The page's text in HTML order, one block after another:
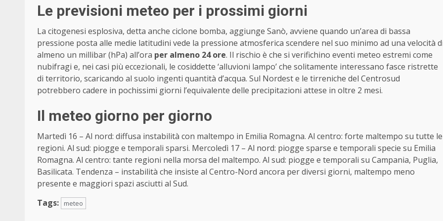
Le previsioni meteo per i prossimi giorni
La citogenesi esplosiva, detta anche ciclone bomba, aggiunge Sanò, avviene quando un’area di bassa
pressione posta alle medie latitudini vede la pressione atmosferica scendere nel suo minimo ad una velocità
almeno un millibar (hPa) all’ora per almeno 24 ore. Il rischio è che si verifichino eventi meteo estremi come
nubifragi e, nei casi più eccezionali, le cosiddette ‘alluvioni lampo’ che solitamente interessano fasce ristrette
di territorio, scaricando al suolo ingenti quantità d’acqua. Sul Nordest e le tirreniche del Centrosud
potrebbero cadere in pochissimi giorni l’equivalente delle precipitazioni attese in oltre 2 mesi.
Il meteo giorno per giorno
Martedì 16 – Al nord: diffusa instabilità con maltempo in Emilia Romagna. Al centro: forte maltempo su tutte le
regioni. Al sud: piogge e temporali sparsi. Mercoledì 17 – Al nord: piogge sparse e temporali specie su Emilia
Romagna. Al centro: tante regioni nella morsa del maltempo. Al sud: piogge e temporali su Campania, Puglia,
Basilicata. Tendenza – instabilità che insiste al Centro-Nord ancora per diversi giorni, maltempo meno
presente e maggiori spazi asciutti al Sud.
Tags:
meteo